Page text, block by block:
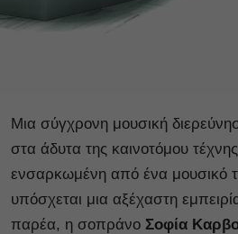
Μια σύγχρονη μουσική
στα άδυτα της καινοτόμου
ενσαρκωμένη από ένα μουσικό
υπόσχεται μια αξέχαστη
παρέα, η σοπράνο Σοφία